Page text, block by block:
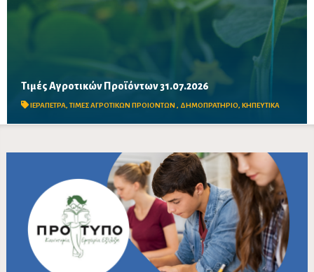
Τιμές Αγροτικών Προϊόντων 31.07.2026
ΙΕΡΑΠΕΤΡΑ,ΤΙΜΕΣ ΑΓΡΟΤΙΚΩΝ ΠΡΟΙΟΝΤΩΝ , ΔΗΜΟΠΡΑΤΗΡΙΟ, ΚΗΠΕΥΤΙΚΑ
Δείτε τις σημερινές τιμές του δημοπρατηρίου